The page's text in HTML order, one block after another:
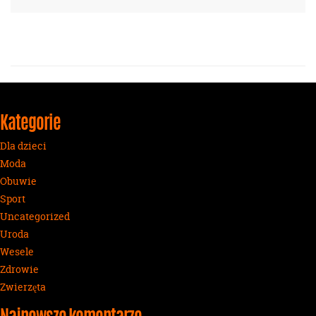
Kategorie
Dla dzieci
Moda
Obuwie
Sport
Uncategorized
Uroda
Wesele
Zdrowie
Zwierzęta